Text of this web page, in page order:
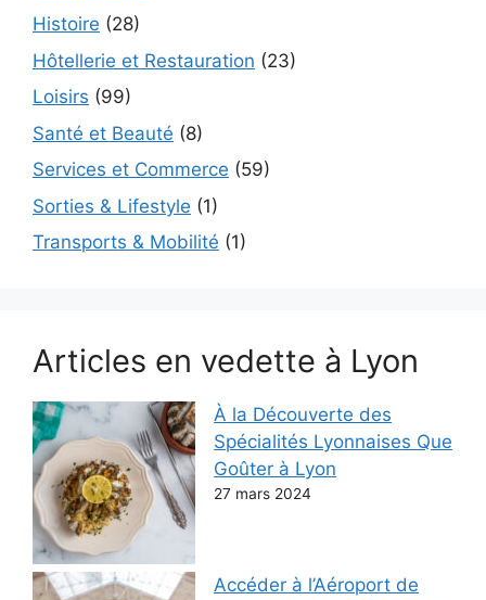
Histoire (28)
Hôtellerie et Restauration (23)
Loisirs (99)
Santé et Beauté (8)
Services et Commerce (59)
Sorties & Lifestyle (1)
Transports & Mobilité (1)
Articles en vedette à Lyon
À la Découverte des
Spécialités Lyonnaises Que
Goûter à Lyon
27 mars 2024
Accéder à l’Aéroport de